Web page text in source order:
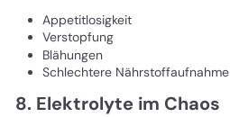
Appetitlosigkeit
Verstopfung
Blähungen
Schlechtere Nährstoffaufnahme
8. Elektrolyte im Chaos